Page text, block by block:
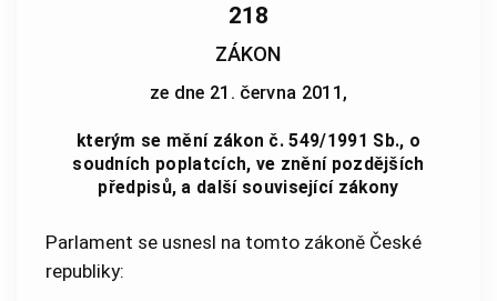
218
ZÁKON
ze dne 21. června 2011,
kterým se mění zákon č. 549/1991 Sb., o
soudních poplatcích, ve znění pozdějších
předpisů, a další související zákony
Parlament se usnesl na tomto zákoně České
republiky: